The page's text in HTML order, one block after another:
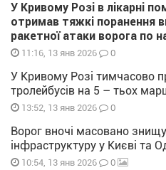
У Кривому Розі в лікарні
отримав тяжкі поранення
ракетної атаки ворога по
11:16, 13 янв 2026 0
У Кривому Розі тимчасово
тролейбусів на 5 – тьох
13:52, 13 янв 2026 0
Ворог вночі масовано
інфраструктуру у Києві та
10:54, 13 янв 2026 0